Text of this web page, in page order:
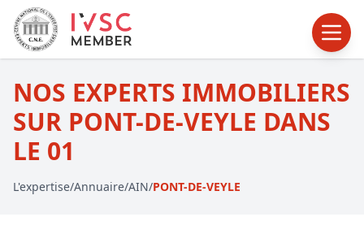
NOS EXPERTS IMMOBILIERS
SUR PONT-DE-VEYLE DANS
LE 01
L'expertise/Annuaire/AIN/PONT-DE-VEYLE